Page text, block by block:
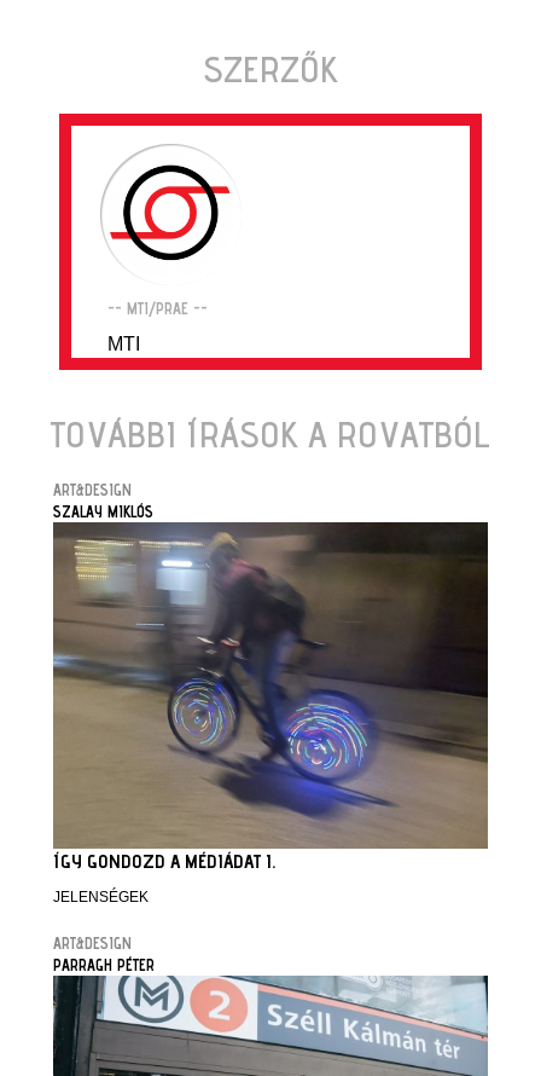
SZERZŐK
-- MTI/PRAE --
MTI
TOVÁBBI ÍRÁSOK A ROVATBÓL
ART&DESIGN
SZALAY MIKLÓS
ÍGY GONDOZD A MÉDIÁDAT I.
JELENSÉGEK
ART&DESIGN
PARRAGH PÉTER